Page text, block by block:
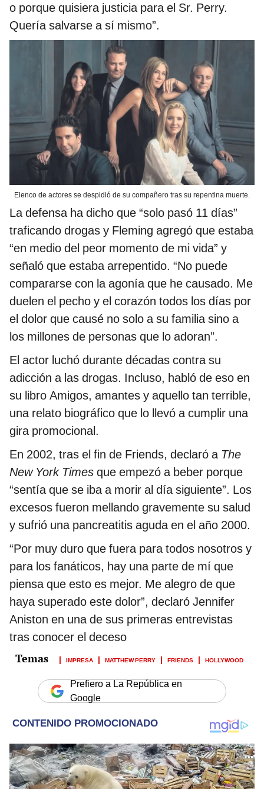
o porque quisiera justicia para el Sr. Perry.
Quería salvarse a sí mismo”.
Elenco de actores se despidió de su compañero tras su repentina muerte.
La defensa ha dicho que “solo pasó 11 días”
traficando drogas y Fleming agregó que estaba
“en medio del peor momento de mi vida” y
señaló que estaba arrepentido. “No puede
compararse con la agonía que he causado. Me
duelen el pecho y el corazón todos los días por
el dolor que causé no solo a su familia sino a
los millones de personas que lo adoran”.
El actor luchó durante décadas contra su
adicción a las drogas. Incluso, habló de eso en
su libro Amigos, amantes y aquello tan terrible,
una relato biográfico que lo llevó a cumplir una
gira promocional.
En 2002, tras el fin de Friends, declaró aThe
New York Times que empezó a beber porque
“sentía que se iba a morir al día siguiente”. Los
excesos fueron mellando gravemente su salud
y sufrió una pancreatitis aguda en el año 2000.
“Por muy duro que fuera para todos nosotros y
para los fanáticos, hay una parte de mí que
piensa que esto es mejor. Me alegro de que
haya superado este dolor”, declaró Jennifer
Aniston en una de sus primeras entrevistas
tras conocer el deceso
IMPRESA MATTHEW PERRY FRIENDS HOLLYWOOD
Prefiero a La República en
Google